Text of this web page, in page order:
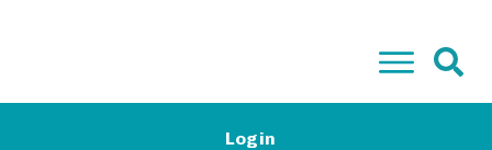
Start
Login